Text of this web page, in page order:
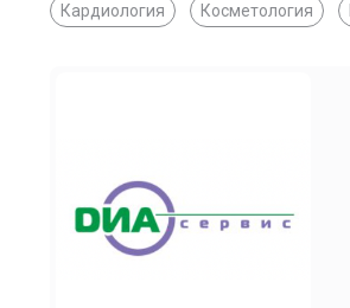
Кардиология Косметология